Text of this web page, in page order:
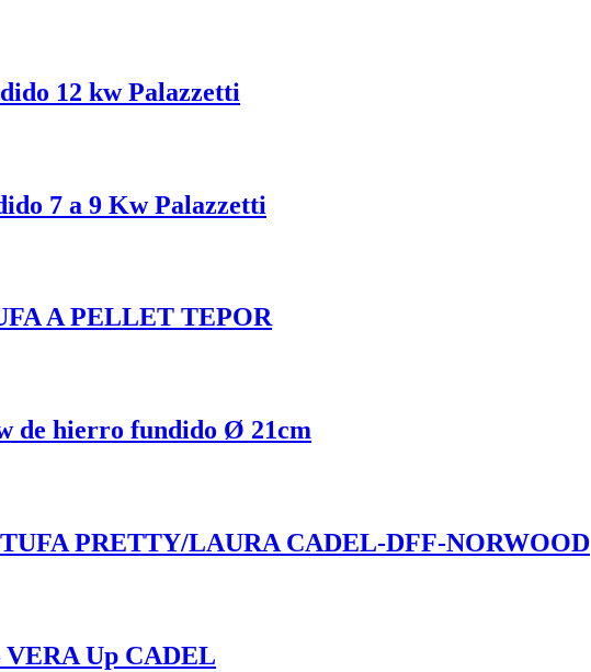
12 kw Palazzetti
7 a 9 Kw Palazzetti
A PELLET TEPOR
de hierro fundido Ø 21cm
PRETTY/LAURA CADEL-DFF-NORWOOD
VERA Up CADEL